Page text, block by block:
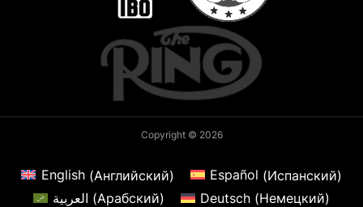
Copyright © 2026
English(Английский) Español (Испанский)
العربية (Арабский) Deutsch (Немецкий)